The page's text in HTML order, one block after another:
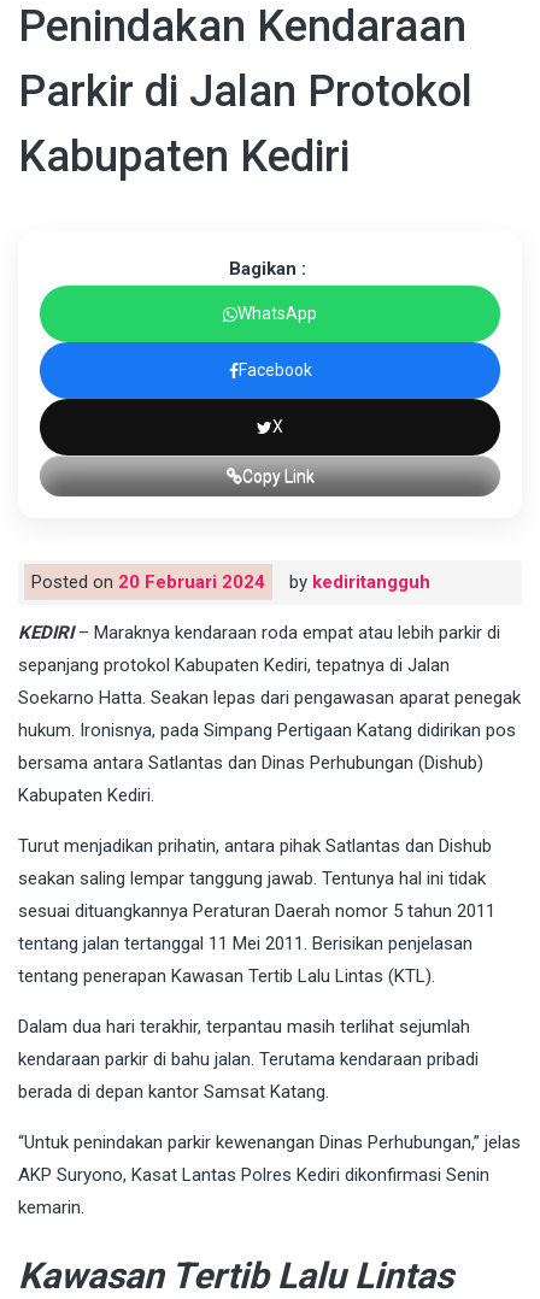
Penindakan Kendaraan
Parkir di Jalan Protokol
Kabupaten Kediri
Bagikan :
WhatsApp
Facebook
X
Copy Link
Posted on 20 Februari 2024 by kediritangguh
KEDIRI– Maraknya kendaraan roda empat atau lebih parkir di
sepanjang protokol Kabupaten Kediri, tepatnya di Jalan
Soekarno Hatta. Seakan lepas dari pengawasan aparat penegak
hukum. Ironisnya, pada Simpang Pertigaan Katang didirikan pos
bersama antara Satlantas dan Dinas Perhubungan (Dishub)
Kabupaten Kediri.
Turut menjadikan prihatin, antara pihak Satlantas dan Dishub
seakan saling lempar tanggung jawab. Tentunya hal ini tidak
sesuai dituangkannya Peraturan Daerah nomor 5 tahun 2011
tentang jalan tertanggal 11 Mei 2011. Berisikan penjelasan
tentang penerapan Kawasan Tertib Lalu Lintas (KTL).
Dalam dua hari terakhir, terpantau masih terlihat sejumlah
kendaraan parkir di bahu jalan. Terutama kendaraan pribadi
berada di depan kantor Samsat Katang.
“Untuk penindakan parkir kewenangan Dinas Perhubungan,” jelas
AKP Suryono, Kasat Lantas Polres Kediri dikonfirmasi Senin
kemarin.
Kawasan Tertib Lalu Lintas